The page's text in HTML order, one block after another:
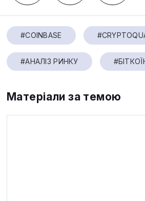
#COINBASE
#АНАЛІЗ РИНКУ
Матеріали за темою